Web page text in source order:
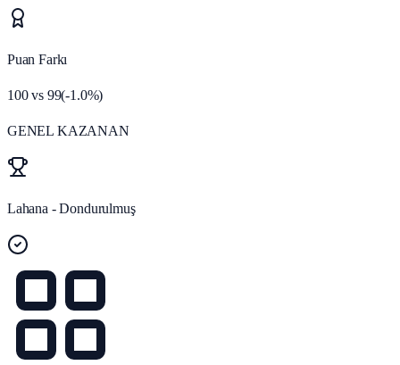
Puan Farkı
100vs 99(-1.0%)
GENEL KAZANAN
Lahana - Dondurulmuş